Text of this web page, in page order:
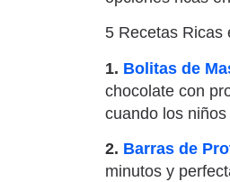
5 Recetas Ricas
1. Bolitas de
chocolate con
cuando los
2. Barras de
minutos y